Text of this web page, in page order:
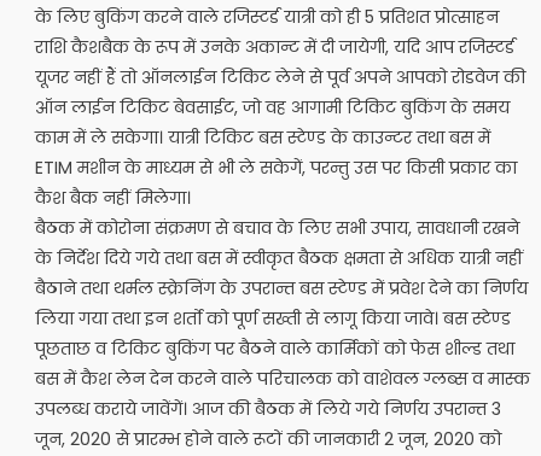
के लिए बुकिंग करने वाले रजिस्टर्ड यात्री को ही 5 प्रतिशत प्रोत्साहन
राशि कैशबैक के रूप में उनके अकान्ट में दी जायेगी, यदि आप रजिस्टर्ड
यूजर नहीं हैं तो ऑनलाईन टिकिट लेने से पूर्व अपने आपको रोडवेज की
ऑन लाईन टिकिट बेवसाईट, जो वह आगामी टिकिट बुकिंग के समय
काम में ले सकेगा। यात्री टिकिट बस स्टेण्ड के काउन्टर तथा बस में
ETIM मशीन के माध्यम से भी ले सकेगें, परन्तु उस पर किसी प्रकार का
कैश बैक नहीं मिलेगा।
बैठक में कोरोना संक्रमण से बचाव के लिए सभी उपाय, सावधानी रखने
के निर्देश दिये गये तथा बस में स्वीकृत बैठक क्षमता से अधिक यात्री नहीं
बैठाने तथा थर्मल स्क्रेनिंग के उपरान्त बस स्टेण्ड में प्रवेश देने का निर्णय
लिया गया तथा इन शर्तो को पूर्ण सख्ती से लागू किया जावे। बस स्टेण्ड
पूछताछ व टिकिट बुकिंग पर बैठने वाले कार्मिकों को फेस शील्ड तथा
बस में कैश लेन देन करने वाले परिचालक को वाशेवल ग्लब्स व मास्क
उपलब्ध कराये जावेंगें। आज की बैठक में लिये गये निर्णय उपरान्त 3
जून, 2020 से प्रारम्भ होने वाले रूटों की जानकारी 2 जून, 2020 को